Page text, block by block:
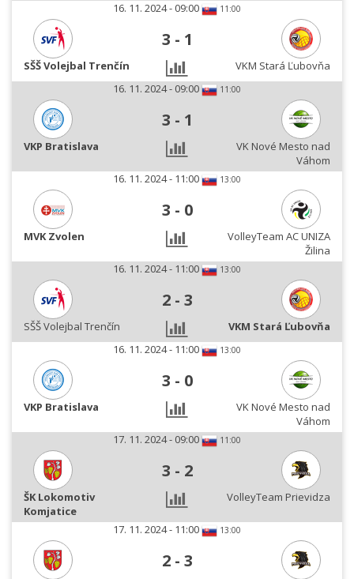
16. 11. 2024 - 09:00
11:00
3 - 1
SŠŠ Volejbal Trenčín
VKM Stará Ľubovňa
16. 11. 2024 - 09:00
11:00
3 - 1
VKP Bratislava
VK Nové Mesto nad
Váhom
16. 11. 2024 - 11:00
13:00
3 - 0
MVK Zvolen
VolleyTeam AC UNIZA
Žilina
16. 11. 2024 - 11:00
13:00
2 - 3
SŠŠ Volejbal Trenčín
VKM Stará Ľubovňa
16. 11. 2024 - 11:00
13:00
3 - 0
VKP Bratislava
VK Nové Mesto nad
Váhom
17. 11. 2024 - 09:00
11:00
3 - 2
ŠK Lokomotiv
Komjatice
VolleyTeam Prievidza
17. 11. 2024 - 11:00 13:00
2 - 3